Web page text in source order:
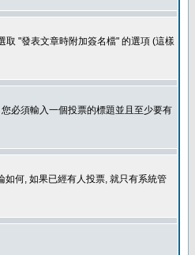
"發表文章時附加簽名檔" 的選項 (這樣
必須輸入一個投票的標題並且至少要有
何, 如果已經有人投票, 就只有系統管